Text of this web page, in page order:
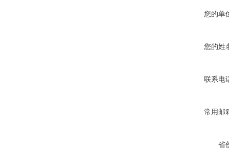
您的单
您的姓
联系电
常用邮
省